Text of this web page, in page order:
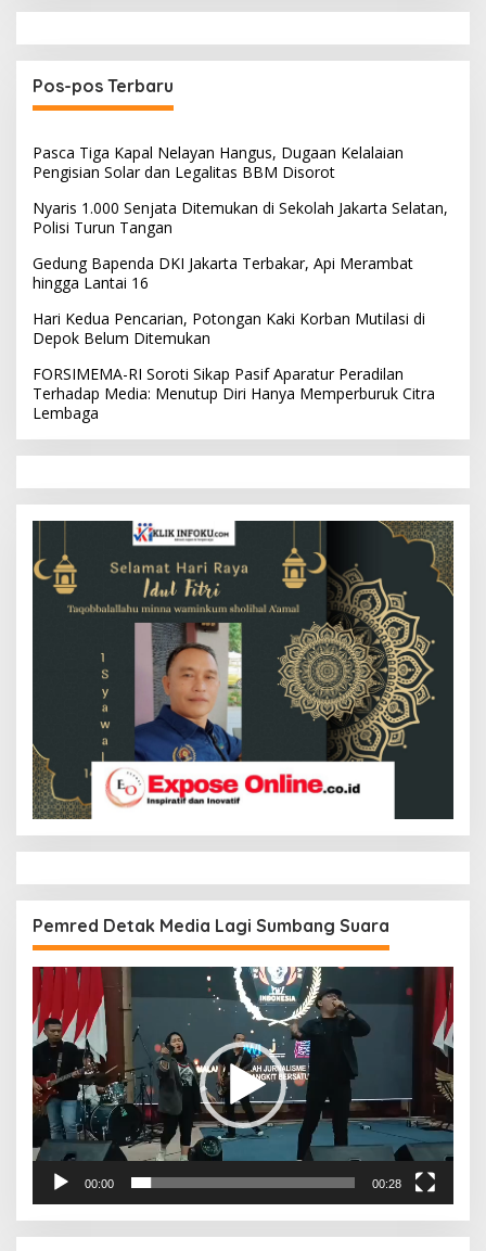
Pos-pos Terbaru
Pasca Tiga Kapal Nelayan Hangus, Dugaan Kelalaian
Pengisian Solar dan Legalitas BBM Disorot
Nyaris 1.000 Senjata Ditemukan di Sekolah Jakarta Selatan,
Polisi Turun Tangan
Gedung Bapenda DKI Jakarta Terbakar, Api Merambat
hingga Lantai 16
Hari Kedua Pencarian, Potongan Kaki Korban Mutilasi di
Depok Belum Ditemukan
FORSIMEMA-RI Soroti Sikap Pasif Aparatur Peradilan
Terhadap Media: Menutup Diri Hanya Memperburuk Citra
Lembaga
Pemred Detak Media Lagi Sumbang Suara
Pemutar
Video
00:00 00:28